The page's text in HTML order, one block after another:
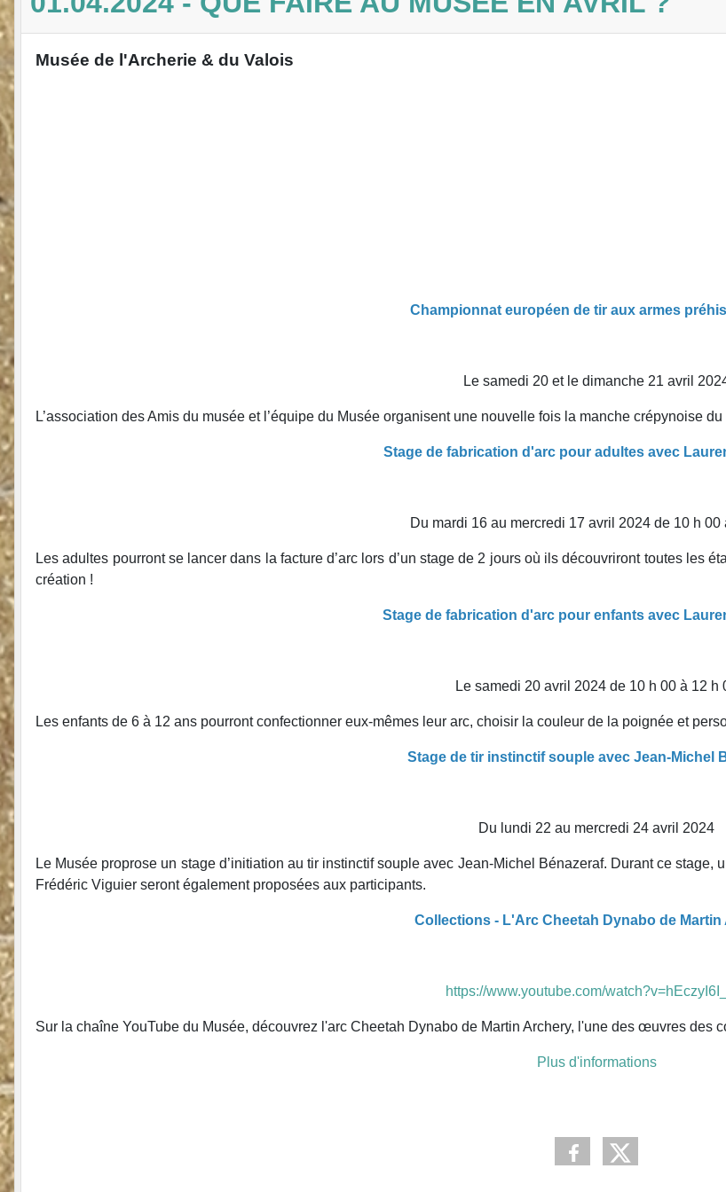
Musée de l'Archerie & du Valois
Championnat européen de tir aux armes
Le samedi 20 et le dimanche 21 avril
L’association des Amis du musée et l’équipe du Musée organisent une nouvelle fois la manche crépynoise
Stage de fabrication d'arc pour adultes avec
Du mardi 16 au mercredi 17 avril 2024 de 10 h 00
Les adultes pourront se lancer dans la facture d’arc lors d’un stage de 2 jours où ils découvriront toutes les
création !
Stage de fabrication d'arc pour enfants avec
Le samedi 20 avril 2024 de 10 h 00 à 12 h
Les enfants de 6 à 12 ans pourront confectionner eux-mêmes leur arc, choisir la couleur de la poignée et
Stage de tir instinctif souple avec Jean-Michel
Du lundi 22 au mercredi 24 avril 2024
Le Musée proprose un stage d’initiation au tir instinctif souple avec Jean-Michel Bénazeraf. Durant ce stage,
Frédéric Viguier seront également proposées aux participants.
Collections - L'Arc Cheetah Dynabo de Martin
https://www.youtube.com/
Sur la chaîne YouTube du Musée, découvrez l'arc Cheetah Dynabo de Martin Archery, l'une des œuvres des
Plus d'informations